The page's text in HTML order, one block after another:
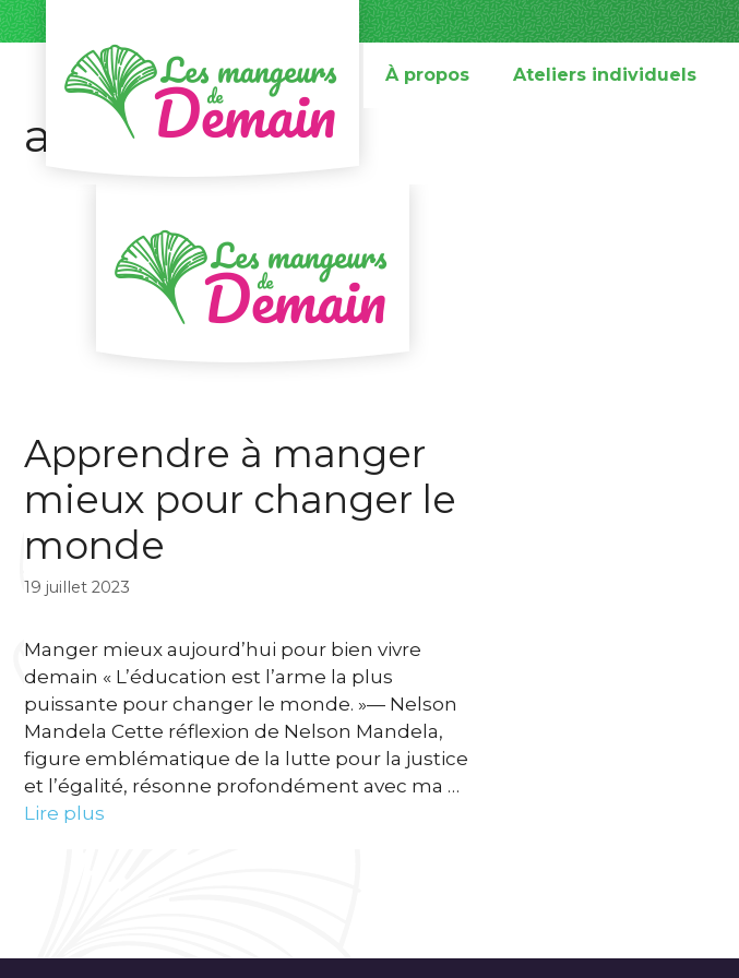
Aller
au
contenu
À propos Ateliers individuels
apprendre
Apprendre à manger
mieux pour changer le
monde
19 juillet 2023
Manger mieux aujourd’hui pour bien vivre
demain « L’éducation est l’arme la plus
puissante pour changer le monde. »— Nelson
Mandela Cette réflexion de Nelson Mandela,
figure emblématique de la lutte pour la justice
et l’égalité, résonne profondément avec ma …
Lire plus